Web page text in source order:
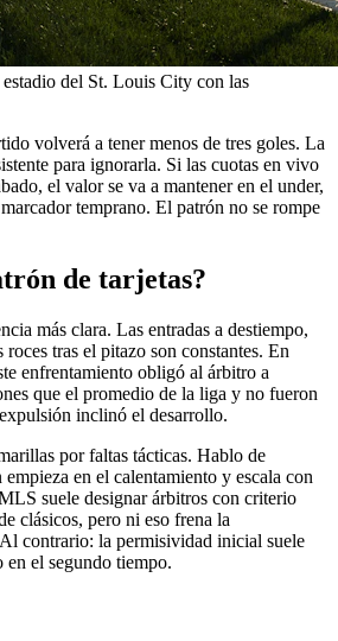
del St. Louis City con las
volverá a tener menos de tres goles. La
para ignorarla. Si las cuotas en vivo
el valor se va a mantener en el under,
temprano. El patrón no se rompe
de tarjetas?
más clara. Las entradas a destiempo,
roces tras el pitazo son constantes. En
enfrentamiento obligó al árbitro a
que el promedio de la liga y no fueron
inclinó el desarrollo.
por faltas tácticas. Hablo de
en el calentamiento y escala con
suele designar árbitros con criterio
clásicos, pero ni eso frena la
contrario: la permisividad inicial suele
en el segundo tiempo.